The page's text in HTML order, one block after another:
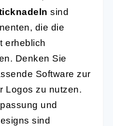
sind
die die
erheblich
Denken Sie
Software zur
Logos zu nutzen.
und
sind